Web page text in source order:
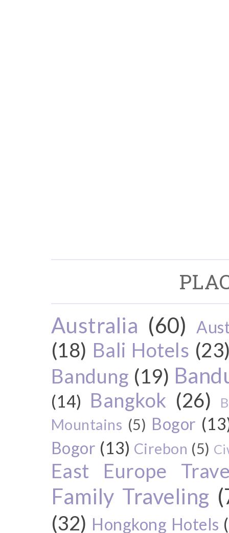
Australia (60)
(18) Bali Hotels
Bandung (19)
(14) Bangkok (26)
Mountains (5) Bogor
Bogor (13) Cirebon (5)
East Europe
Family Traveling
(32) Hongkong Hotels